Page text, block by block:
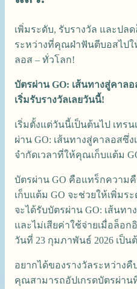
เพิ่มระดับ, รับรางวัล และปล
ระหว่างที่คุณฝ่าฟันตีบอสไปให้
ลอส – ทั่วโลก!
บัตรผ่าน GO: เส้นทางสู่คาล
เริ่มรับรางวัลเลยวันนี้!
เริ่มตั้งแต่วันนี้เป็นต้นไป เทร
ผ่าน GO: เส้นทางสู่คาลอสซึ่
จำกัดเวลาที่ให้คุณเก็บแต้ม
บัตรผ่าน GO คือแทร็กความ
เก็บแต้ม GO จะช่วยให้เพิ่มร
จะได้รับบัตรผ่าน GO: เส้นท
และไม่เสียค่าใช้จ่ายเมื่อล็อ
วันที่ 23 กุมภาพันธ์ 2026 เป็น
อยากได้ของรางวัลระหว่าง
คุณสามารถอัปเกรดบัตรผ่าน